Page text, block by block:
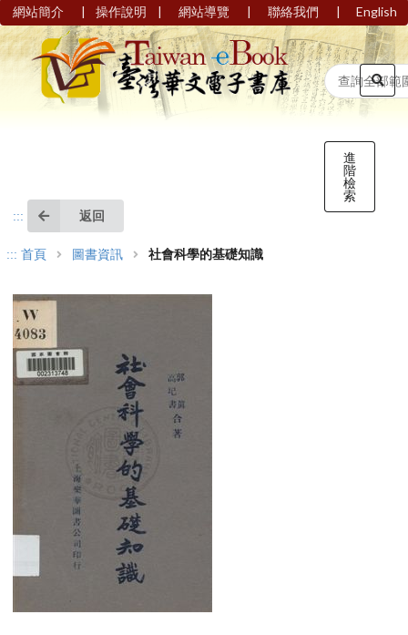
網站簡介 | 操作說明 | 網站導覽 | 聯絡我們 | English
進
階
檢
索
::: 返回
::: 首頁 圖書資訊 社會科學的基礎知識